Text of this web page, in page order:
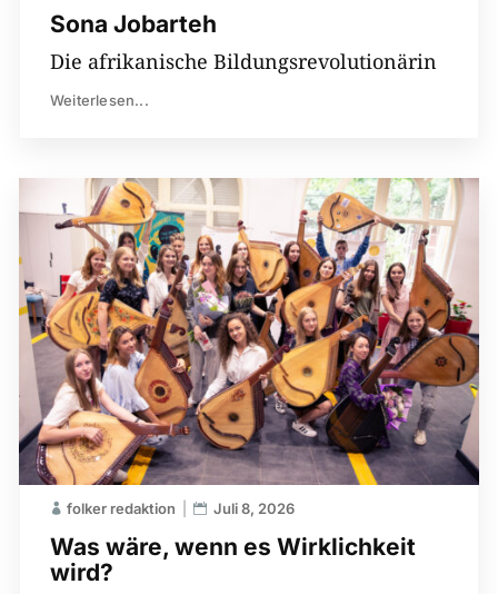
Sona Jobarteh
Die afrikanische Bildungsrevolutionärin
Weiterlesen...
Was wäre, wenn es Wirklichkeit
wird?
folker redaktion Juli 8, 2026